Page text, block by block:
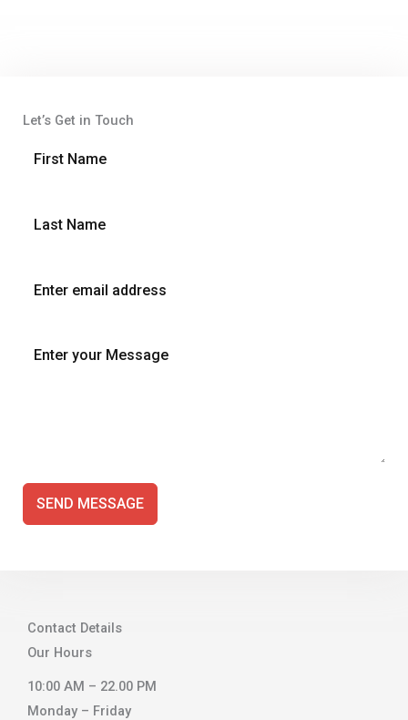
Let’s Get in Touch
SEND MESSAGE
Contact Details
Our Hours
10:00 AM – 22.00 PM
Monday – Friday